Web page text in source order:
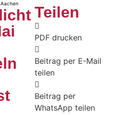
Teilen
PDF drucken
Beitrag per E-Mail
teilen
Beitrag per
WhatsApp teilen